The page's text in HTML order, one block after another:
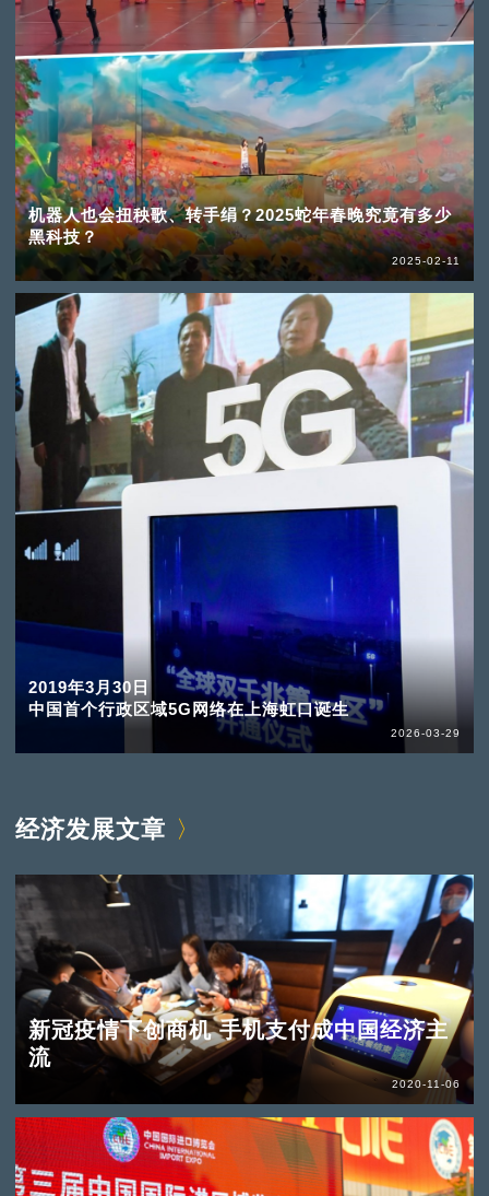
机器人也会扭秧歌、转手绢？2025蛇年春晚究竟有多少
黑科技？
2025-02-11
2019年3月30日
中国首个行政区域5G网络在上海虹口诞生
2026-03-29
经济发展文章
新冠疫情下创商机 手机支付成中国经济主
流
2020-11-06